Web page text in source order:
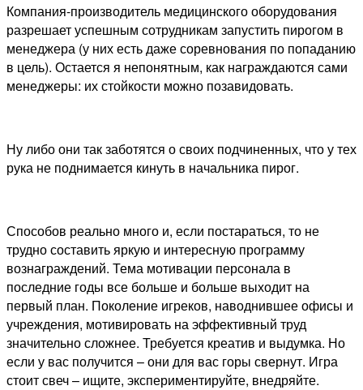
Компания-производитель медицинского оборудования
разрешает успешным сотрудникам запустить пирогом в
менеджера (у них есть даже соревнования по попаданию
в цель). Остается я непонятным, как награждаются сами
менеджеры: их стойкости можно позавидовать.
Ну либо они так заботятся о своих подчиненных, что у тех
рука не поднимается кинуть в начальника пирог.
Способов реально много и, если постараться, то не
трудно составить яркую и интересную программу
вознаграждений. Тема мотивации персонала в
последние годы все больше и больше выходит на
первый план. Поколение игреков, наводнившее офисы и
учреждения, мотивировать на эффективный труд
значительно сложнее. Требуется креатив и выдумка. Но
если у вас получится – они для вас горы свернут. Игра
стоит свеч – ищите, экспериментируйте, внедряйте.